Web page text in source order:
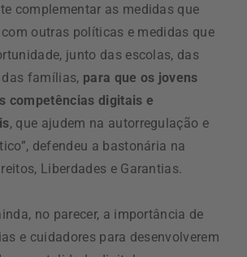
complementar as medidas que
outras políticas e medidas que
junto das escolas, das
famílias, para que os jovens
competências digitais e
, que ajudem na autorregulação e
defendeu a bastonária na
Liberdades e Garantias.
no parecer, a importância de
e cuidadores para desenvolverem